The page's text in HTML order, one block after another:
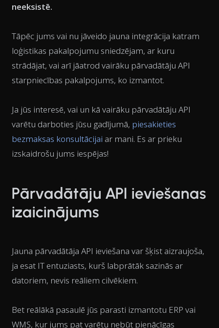
neeksistē.
Tāpēc jums vai nu jāveido jauna integrācija katram
loģistikas pakalpojumu sniedzējam, ar kuru
strādājat, vai arī jāatrod vairāku pārvadātāju API
starpniecības pakalpojums, ko izmantot.
Ja jūs interesē, vai un kā vairāku pārvadātāju API
varētu darboties jūsu gadījumā, piesakieties
bezmaksas konsultācijai ar mani. Es ar prieku
izskaidrošu jums iespējas!
Pārvadātāju API ieviešanas
izaicinājums
Jauna pārvadātāja API ieviešana var šķist aizraujoša,
ja esat IT entuziasts, kurš labprātāk sazinās ar
datoriem, nevis reāliem cilvēkiem.
Bet reālākā pasaulē jūs parasti izmantotu ERP vai
WMS, kur jums pat varētu nebūt pienācīgas